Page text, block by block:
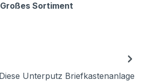
Großes Sortiment
Unterputz Briefkastenanlage